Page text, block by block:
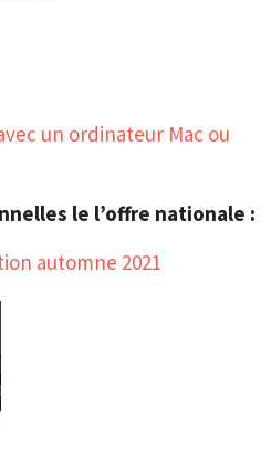
un ordinateur Mac ou
le l’offre nationale :
automne 2021